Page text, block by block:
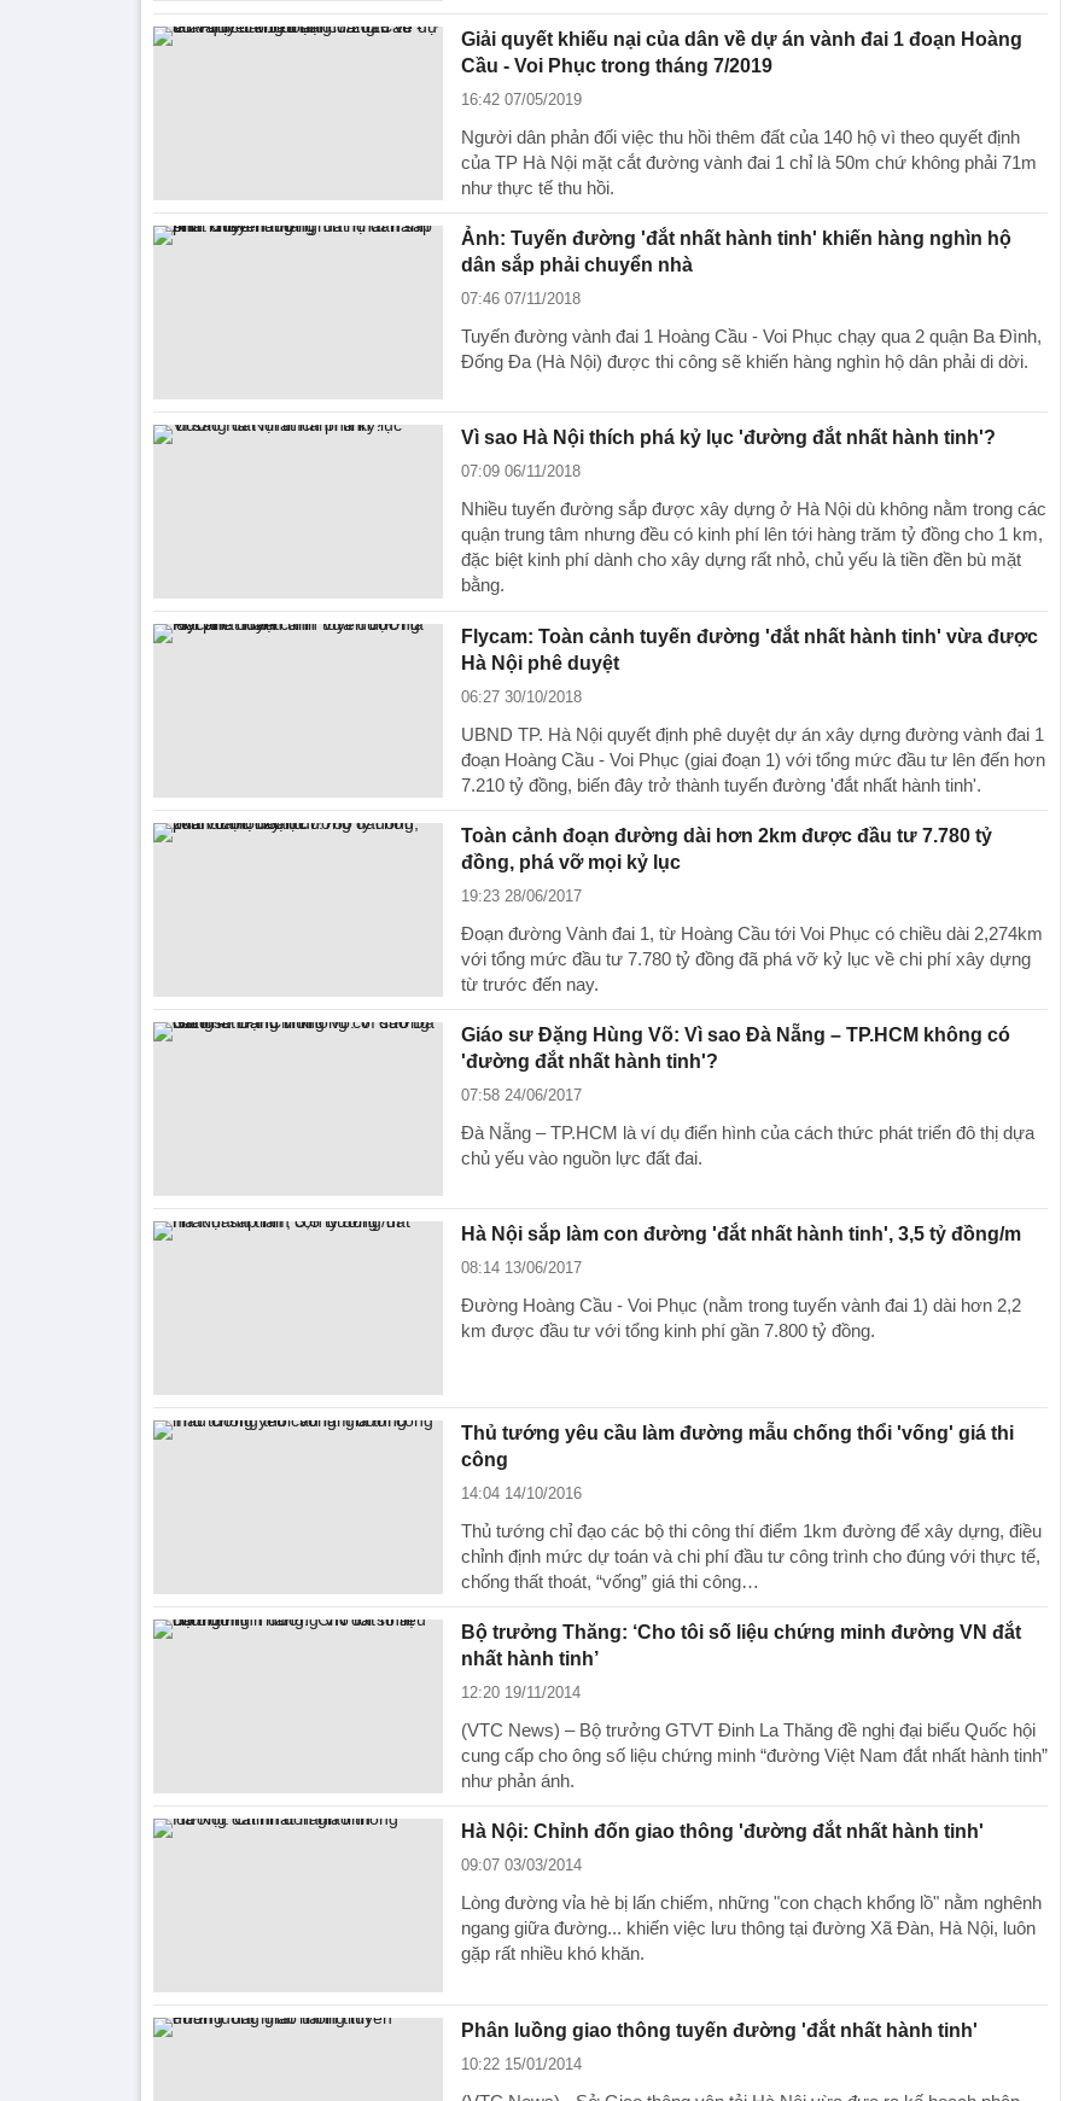
Giải quyết khiếu nại của dân về dự án vành đai 1 đoạn Hoàng
Cầu - Voi Phục trong tháng 7/2019
16:42 07/05/2019
Người dân phản đối việc thu hồi thêm đất của 140 hộ vì theo quyết định
của TP Hà Nội mặt cắt đường vành đai 1 chỉ là 50m chứ không phải 71m
như thực tế thu hồi.
Ảnh: Tuyến đường 'đắt nhất hành tinh' khiến hàng nghìn hộ
dân sắp phải chuyển nhà
07:46 07/11/2018
Tuyến đường vành đai 1 Hoàng Cầu - Voi Phục chạy qua 2 quận Ba Đình,
Đống Đa (Hà Nội) được thi công sẽ khiến hàng nghìn hộ dân phải di dời.
Vì sao Hà Nội thích phá kỷ lục 'đường đắt nhất hành tinh'?
07:09 06/11/2018
Nhiều tuyến đường sắp được xây dựng ở Hà Nội dù không nằm trong các
quận trung tâm nhưng đều có kinh phí lên tới hàng trăm tỷ đồng cho 1 km,
đặc biệt kinh phí dành cho xây dựng rất nhỏ, chủ yếu là tiền đền bù mặt
bằng.
Flycam: Toàn cảnh tuyến đường 'đắt nhất hành tinh' vừa được
Hà Nội phê duyệt
06:27 30/10/2018
UBND TP. Hà Nội quyết định phê duyệt dự án xây dựng đường vành đai 1
đoạn Hoàng Cầu - Voi Phục (giai đoạn 1) với tổng mức đầu tư lên đến hơn
7.210 tỷ đồng, biến đây trở thành tuyến đường 'đắt nhất hành tinh'.
Toàn cảnh đoạn đường dài hơn 2km được đầu tư 7.780 tỷ
đồng, phá vỡ mọi kỷ lục
19:23 28/06/2017
Đoạn đường Vành đai 1, từ Hoàng Cầu tới Voi Phục có chiều dài 2,274km
với tổng mức đầu tư 7.780 tỷ đồng đã phá vỡ kỷ lục về chi phí xây dựng
từ trước đến nay.
Giáo sư Đặng Hùng Võ: Vì sao Đà Nẵng – TP.HCM không có
'đường đắt nhất hành tinh'?
07:58 24/06/2017
Đà Nẵng – TP.HCM là ví dụ điển hình của cách thức phát triển đô thị dựa
chủ yếu vào nguồn lực đất đai.
Hà Nội sắp làm con đường 'đắt nhất hành tinh', 3,5 tỷ đồng/m
08:14 13/06/2017
Đường Hoàng Cầu - Voi Phục (nằm trong tuyến vành đai 1) dài hơn 2,2
km được đầu tư với tổng kinh phí gần 7.800 tỷ đồng.
Thủ tướng yêu cầu làm đường mẫu chống thổi 'vống' giá thi
công
14:04 14/10/2016
Thủ tướng chỉ đạo các bộ thi công thí điểm 1km đường để xây dựng, điều
chỉnh định mức dự toán và chi phí đầu tư công trình cho đúng với thực tế,
chống thất thoát, “vống” giá thi công…
Bộ trưởng Thăng: ‘Cho tôi số liệu chứng minh đường VN đắt
nhất hành tinh’
12:20 19/11/2014
(VTC News) – Bộ trưởng GTVT Đinh La Thăng đề nghị đại biểu Quốc hội
cung cấp cho ông số liệu chứng minh “đường Việt Nam đắt nhất hành tinh”
như phản ánh.
Hà Nội: Chỉnh đốn giao thông 'đường đắt nhất hành tinh'
09:07 03/03/2014
Lòng đường vỉa hè bị lấn chiếm, những "con chạch khổng lồ" nằm nghênh
ngang giữa đường... khiến việc lưu thông tại đường Xã Đàn, Hà Nội, luôn
gặp rất nhiều khó khăn.
Phân luồng giao thông tuyến đường 'đắt nhất hành tinh'
10:22 15/01/2014